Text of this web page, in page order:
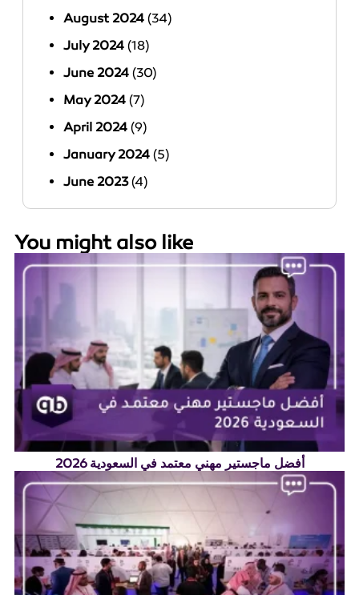
August 2024 (34)
July 2024 (18)
June 2024 (30)
May 2024 (7)
April 2024 (9)
January 2024 (5)
June 2023(4)
You might also like
أفضل ماجستير مهني معتمد في السعودية 2026